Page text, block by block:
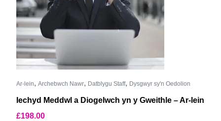
Ar-lein, Archebwch Nawr, Datblygu Staff, Dysgwyr sy'n Oedolion
Iechyd Meddwl a Diogelwch yn y Gweithle – Ar-lein
£198.00